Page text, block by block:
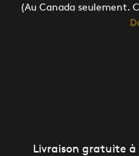
(Au Canada seulement.
Livraison gratuite à